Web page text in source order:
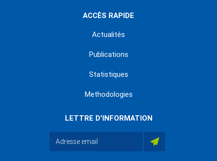
ACCÈS RAPIDE
Actualités
Publications
Statistiques
Methodologies
LETTRE D'INFORMATION